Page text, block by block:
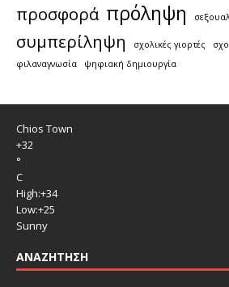
προσφορά πρόληψη
συμπερίληψη σχολικές γιορτές
φιλαναγνωσία ψηφιακή δημιουργία
Chios Town
+32
°
C
High:+34
Low:+25
Sunny
ΑΝΑΖΉΤΗΣΗ